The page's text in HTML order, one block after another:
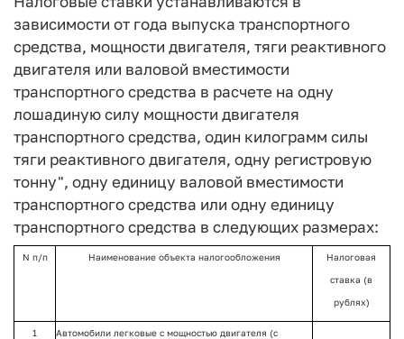
зависимости от года выпуска транспортного
средства, мощности двигателя, тяги реактивного
двигателя или валовой вместимости
транспортного средства в расчете на одну
лошадиную силу мощности двигателя
транспортного средства, один килограмм силы
тяги реактивного двигателя, одну регистровую
тонну", одну единицу валовой вместимости
транспортного средства или одну единицу
транспортного средства в следующих размерах:
N п/п Наименование объекта налогообложения Налоговая
ставка (в
рублях)
1 Автомобили легковые с мощностью двигателя (с